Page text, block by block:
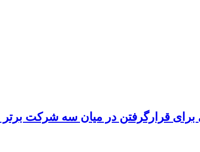
قرارگرفتن در میان سه شرکت برتر